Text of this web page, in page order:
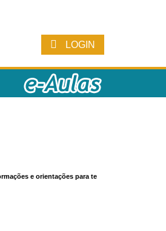
LOGIN
e orientações para te